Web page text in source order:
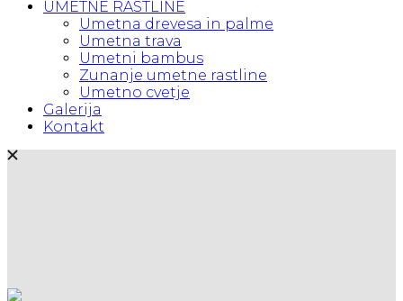
UMETNE RASTLINE
Umetna drevesa in palme
Umetna trava
Umetni bambus
Zunanje umetne rastline
Umetno cvetje
Galerija
Kontakt